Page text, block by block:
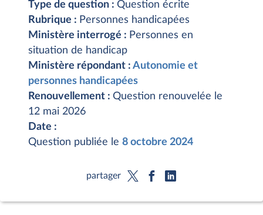
Type de question : Question écrite
Rubrique : Personnes handicapées
Ministère interrogé : Personnes en
situation de handicap
Ministère répondant : Autonomie et
personnes handicapées
Renouvellement : Question renouvelée le
12 mai 2026
Date :
Question publiée le 8 octobre 2024
partager